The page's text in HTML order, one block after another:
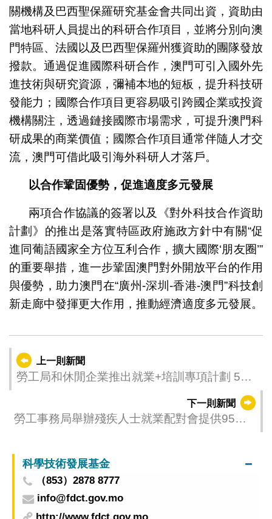
關機構及巴西聖保羅研究基金會共同出資，資助由
當地科研人員提出的科研合作項目，並將分別向澳
門特區、法國以及巴西聖保羅州獲資助的團隊發放
撥款。通過促進國際科研合作，澳門可引入國外先
進技術與研究資源，彌補本地的短板，提升科技研
發能力；國際合作項目更容易吸引跨國企業或投資
機構關注，透過鏈接國際市場需求，可提升澳門科
研成果的商業價值；國際合作項目通常伴隨人才交
流，澳門可借此吸引海外科研人才落戶。
以合作鞏固優勢，促進適度多元發展
兩項合作協議的簽署以及《對外科技合作資助
計劃》的推出是落實特區政府施政方針中有關“促
進同葡語國家全方位互利合作，擴大國際‘朋友圈’”
的重要舉措，進一步鞏固澳門對外開放平台的作用
與優勢，助力澳門在“廣州-深圳-香港-澳門”科技創
新走廊中發揮更大作用，推動經濟適度多元發展。
上一則新聞
勞工局和休閒企業推出就業+培訓專項計劃 5月
下一則新聞
勞工事務局舉辦殘疾人士就業配對會提供95個
科學技術發展基金
（853）2878 8777
info@fdct.gov.mo